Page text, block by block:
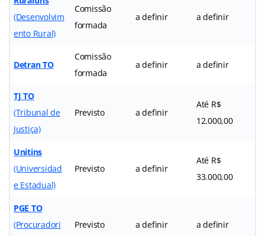
(Desenvolvim
ento Rural)
Comissão
formada
a definir a definir
Detran TO
Comissão
formada
a definir a definir
TJ TO
(Tribunal de
Justiça)
Previsto a definir
Até R$
12.000,00
Unitins
(Universidad
e Estadual)
Previsto a definir
Até R$
33.000,00
PGE TO
(Procuradori
Previsto a definir a definir